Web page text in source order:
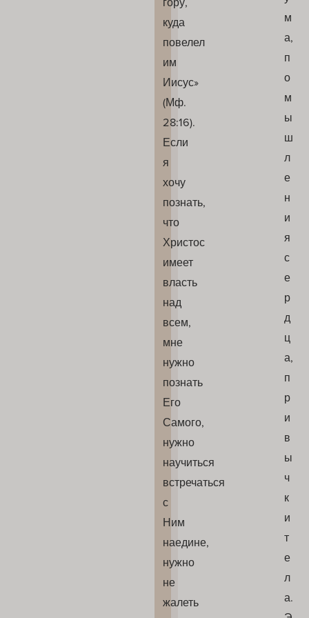
куда
повелел
им
Иисус»
(Мф.
28:16).
Если
я
хочу
познать,
что
Христос
имеет
власть
над
всем,
мне
нужно
познать
Его
Самого,
нужно
научиться
встречаться
с
Ним
наедине,
нужно
не
жалеть
м
а,
п
о
м
ы
ш
л
е
н
и
я
с
е
р
д
ц
а,
п
р
и
в
ы
ч
к
и
т
е
л
а.